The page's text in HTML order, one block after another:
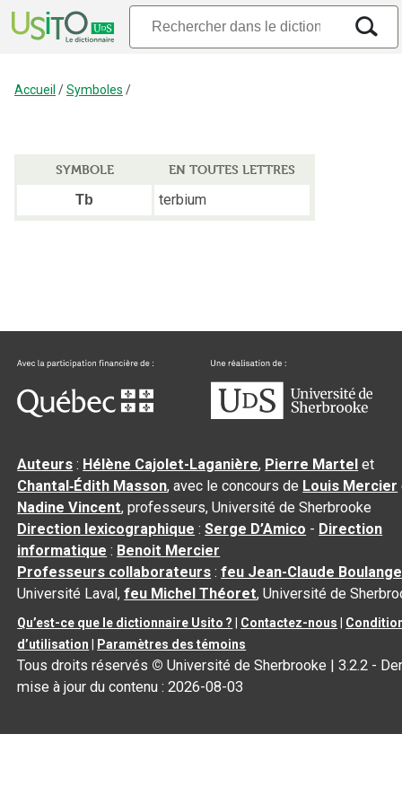
Accueil /Symboles /
SYMBOLE
EN TOUTES LETTRES
Tb
terbium
Auteurs : Hélène Cajolet-Laganière, Pierre Martel et
Chantal‑Édith Masson, avec le concours de Louis Mercier
Nadine Vincent, professeurs, Université de Sherbrooke
Direction lexicographique :Serge D’Amico - Direction
informatique : Benoit Mercier
Professeurs collaborateurs :feu Jean-Claude
Université Laval,feu Michel Théoret, Université de
Qu’est-ce que le dictionnaire Usito ? Contactez-nous
d’utilisation
Paramètres des témoins
Tous droits réservés © Université de Sherbrooke |3.2.2 -
mise à jour du contenu :2026-08-03